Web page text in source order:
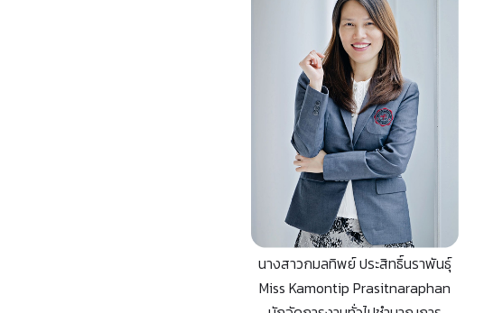
นางสาวกมลทิพย์ ประสิทธิ์นราพันธุ์
Miss Kamontip Prasitnaraphan